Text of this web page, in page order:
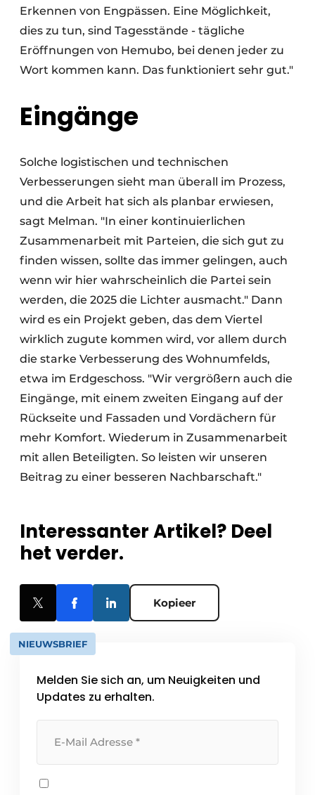
Erkennen von Engpässen. Eine Möglichkeit,
dies zu tun, sind Tagesstände - tägliche
Eröffnungen von Hemubo, bei denen jeder zu
Wort kommen kann. Das funktioniert sehr gut."
Eingänge
Solche logistischen und technischen
Verbesserungen sieht man überall im Prozess,
und die Arbeit hat sich als planbar erwiesen,
sagt Melman. "In einer kontinuierlichen
Zusammenarbeit mit Parteien, die sich gut zu
finden wissen, sollte das immer gelingen, auch
wenn wir hier wahrscheinlich die Partei sein
werden, die 2025 die Lichter ausmacht." Dann
wird es ein Projekt geben, das dem Viertel
wirklich zugute kommen wird, vor allem durch
die starke Verbesserung des Wohnumfelds,
etwa im Erdgeschoss. "Wir vergrößern auch die
Eingänge, mit einem zweiten Eingang auf der
Rückseite und Fassaden und Vordächern für
mehr Komfort. Wiederum in Zusammenarbeit
mit allen Beteiligten. So leisten wir unseren
Beitrag zu einer besseren Nachbarschaft."
Interessanter Artikel? Deel
het verder.
Kopieer
NIEUWSBRIEF
Melden Sie sich an, um Neuigkeiten und
Updates zu erhalten.